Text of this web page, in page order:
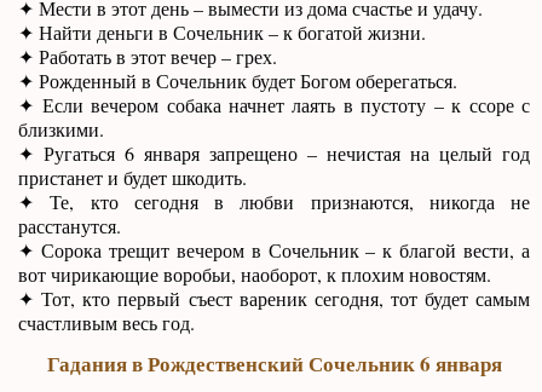
✦ Мести в этот день – вымести из дома счастье и удачу.
✦ Найти деньги в Сочельник – к богатой жизни.
✦ Работать в этот вечер – грех.
✦ Рожденный в Сочельник будет Богом оберегаться.
✦ Если вечером собака начнет лаять в пустоту – к ссоре с
близкими.
✦ Ругаться 6 января запрещено – нечистая на целый год
пристанет и будет шкодить.
✦ Те, кто сегодня в любви признаются, никогда не
расстанутся.
✦ Сорока трещит вечером в Сочельник – к благой вести, а
вот чирикающие воробьи, наоборот, к плохим новостям.
✦ Тот, кто первый съест вареник сегодня, тот будет самым
счастливым весь год.
Гадания в Рождественский Сочельник 6 января